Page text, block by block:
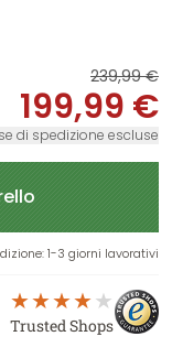
239,99 €
199,99 €
di spedizione escluse
: 1-3 giorni lavorativi
Trusted Shops